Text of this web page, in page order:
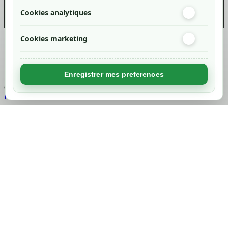
Cookies analytiques
Cookies marketing
Enregistrer mes preferences
Created byNageoconcept
Chargement...
Retour en haut